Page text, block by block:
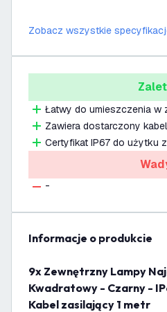
Zobacz wszystkie
Łatwy do umieszczenia w
Zawiera dostarczony
Certyfikat IP67 do użytku
-
informacje o produkcie
9x Zewnętrzny Lampy Najazdowe LED -
Kwadratowy - Czarny -
Kabel zasilający 1 metr